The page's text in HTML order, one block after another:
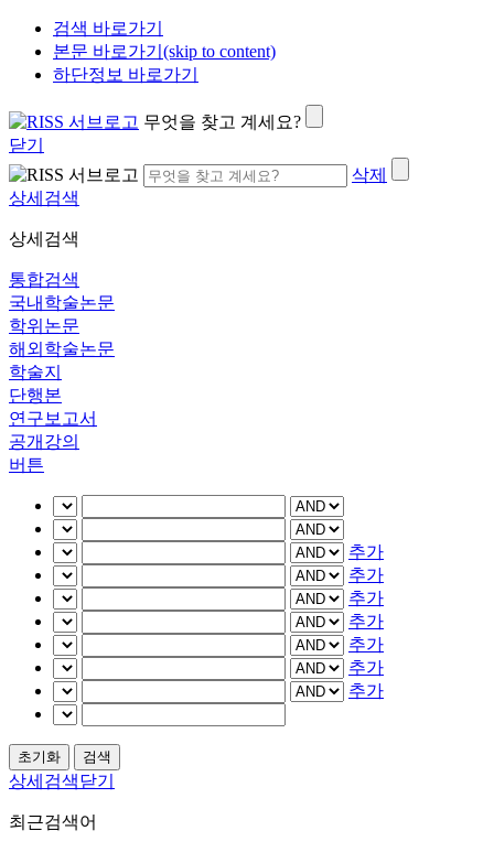
검색 바로가기
본문 바로가기(skip to content)
하단정보 바로가기
무엇을 찾고 계세요?
닫기
삭제
상세검색
상세검색
통합검색
국내학술논문
학위논문
해외학술논문
학술지
단행본
연구보고서
공개강의
버튼
추가
추가
추가
추가
추가
추가
추가
상세검색닫기
최근검색어